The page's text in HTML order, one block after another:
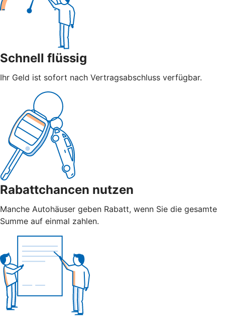
Schnell flüssig
Ihr Geld ist sofort nach Vertragsabschluss verfügbar.
Rabattchancen nutzen
Manche Autohäuser geben Rabatt, wenn Sie die gesamte
Summe auf einmal zahlen.